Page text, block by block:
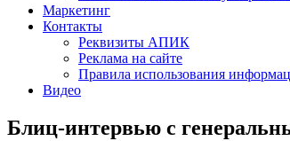
Маркетинг
Контакты
Реквизиты АПИК
Реклама на сайте
Правила использования
Видео
Блиц-интервью с